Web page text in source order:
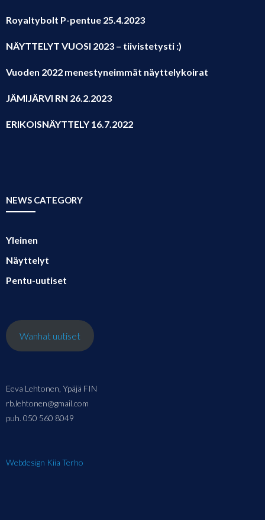
Royaltybolt P-pentue 25.4.2023
NÄYTTELYT VUOSI 2023 – tiivistetysti :)
Vuoden 2022 menestyneimmät näyttelykoirat
JÄMIJÄRVI RN 26.2.2023
ERIKOISNÄYTTELY 16.7.2022
NEWS CATEGORY
Yleinen
Näyttelyt
Pentu-uutiset
Wanhat uutiset
Eeva Lehtonen, Ypäjä FIN
rb.lehtonen@gmail.com
puh. 050 560 8049
Webdesign Kiia Terho